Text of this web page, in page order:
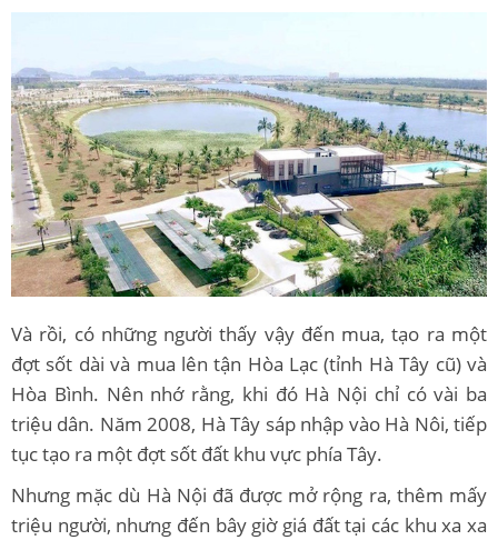
Và rồi, có những người thấy vậy đến mua, tạo ra một
đợt sốt dài và mua lên tận Hòa Lạc (tỉnh Hà Tây cũ) và
Hòa Bình. Nên nhớ rằng, khi đó Hà Nội chỉ có vài ba
triệu dân. Năm 2008, Hà Tây sáp nhập vào Hà Nôi, tiếp
tục tạo ra một đợt sốt đất khu vực phía Tây.
Nhưng mặc dù Hà Nội đã được mở rộng ra, thêm mấy
triệu người, nhưng đến bây giờ giá đất tại các khu xa xa